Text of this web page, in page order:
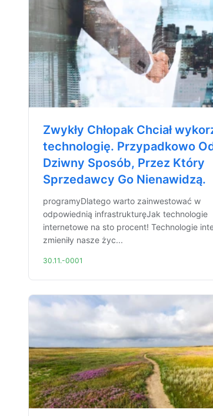
Zwykły Chłopak Chciał
technologię. Przypadkowo
Dziwny Sposób, Przez Który
Sprzedawcy Go Nienawidzą.
programyDlatego warto zainwestować w
odpowiednią infrastrukturęJak technologie
internetowe na sto procent! Technologie
zmieniły nasze życ...
30.11.-0001